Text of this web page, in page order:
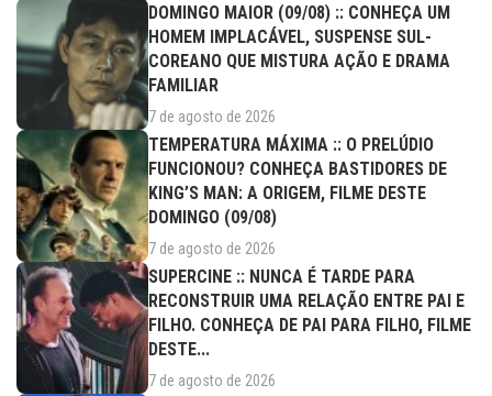
DOMINGO MAIOR (09/08) :: CONHEÇA UM
HOMEM IMPLACÁVEL, SUSPENSE SUL-
COREANO QUE MISTURA AÇÃO E DRAMA
FAMILIAR
7 de agosto de 2026
TEMPERATURA MÁXIMA :: O PRELÚDIO
FUNCIONOU? CONHEÇA BASTIDORES DE
KING’S MAN: A ORIGEM, FILME DESTE
DOMINGO (09/08)
7 de agosto de 2026
SUPERCINE :: NUNCA É TARDE PARA
RECONSTRUIR UMA RELAÇÃO ENTRE PAI E
FILHO. CONHEÇA DE PAI PARA FILHO, FILME
DESTE...
7 de agosto de 2026